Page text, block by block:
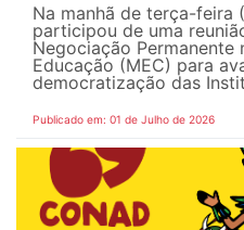
Na manhã de terça-feira
participou de uma
Negociação Permanente
Educação (MEC) para
democratização das
Publicado em: 01 de Julho de 2026